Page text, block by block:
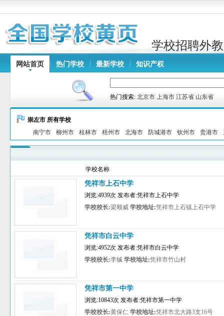
学校招聘外教
网站首页 热门学校 最新学校 知识产权
热门搜索: 北京市 上海市 江苏省 山东省
崇左市 所有学校
南宁市
柳州市 桂林市 梧州市 北海市 防城港市 钦州市 贵港市
学校名称
凭祥市上石中学
浏览:4939次 发布者:凭祥市上石中学
学校校长:梁顺威 学校地址:凭祥市上石镇上石中学
凭祥市白云中学
浏览:4952次 发布者:凭祥市白云中学
学校校长:李铖 学校地址:凭祥市竹山村
凭祥市第一中学
浏览:10843次 发布者:凭祥市第一中学
学校校长:黄保仁 学校地址:凭祥市北大路3支16号